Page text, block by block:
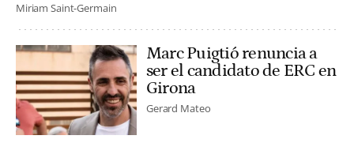
Miriam Saint-Germain
Marc Puigtió renuncia a
ser el candidato de ERC en
Girona
Gerard Mateo